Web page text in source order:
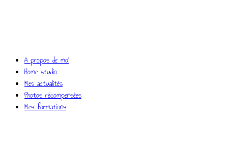
A propos de moi
Home studio
Mes actualités
Photos récompensées
Mes formations